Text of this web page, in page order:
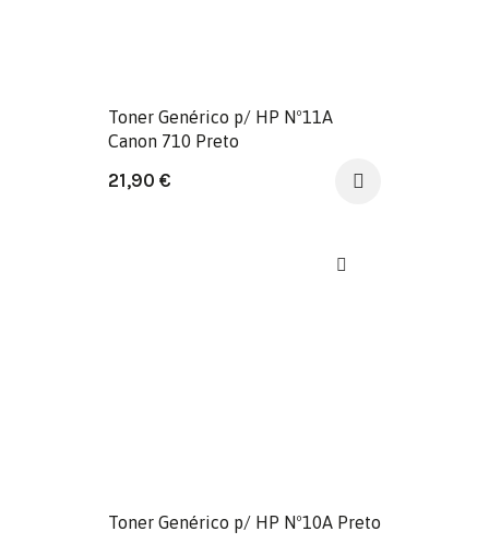
Toner Genérico p/ HP Nº11A
Canon 710 Preto
21,90 €
Toner Genérico p/ HP Nº10A Preto